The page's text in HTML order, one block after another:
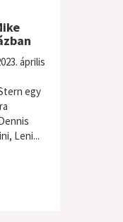
április
egy
Leni...